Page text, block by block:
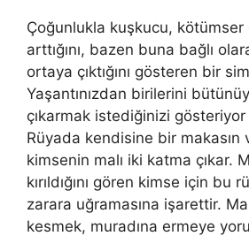
Çoğunlukla kuşkucu, kötümser
arttığını, ba­zen buna bağlı
ortaya çıktığını gösteren bir
Yaşantınızdan birilerini
çıkar­mak istediğinizi
Rüyada kendisine bir makasın
kimsenin malı iki katma çıkar.
kırıldığını gören kimse için bu
zarara uğramasına işarettir.
kesmek, muradına ermeye